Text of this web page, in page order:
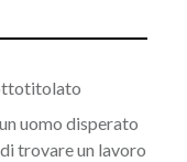
uomo disperato
trovare un lavoro